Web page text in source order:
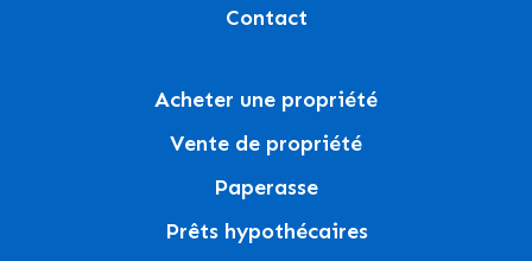
Contact
Acheter une propriété
Vente de propriété
Paperasse
Prêts hypothécaires